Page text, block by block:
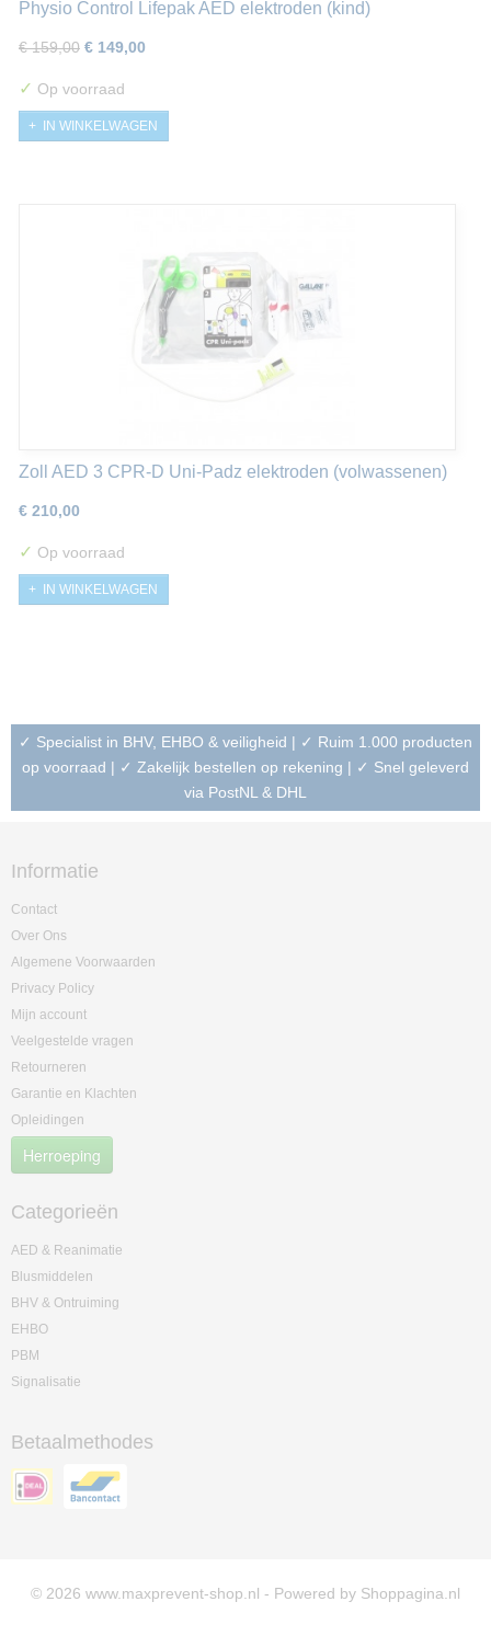
Physio Control Lifepak AED elektroden (kind)
€ 159,00 € 149,00
✓ Op voorraad
IN WINKELWAGEN
Zoll AED 3 CPR-D Uni-Padz elektroden (volwassenen)
€ 210,00
✓ Op voorraad
IN WINKELWAGEN
✓ Specialist in BHV, EHBO & veiligheid | ✓ Ruim 1.000 producten
op voorraad | ✓ Zakelijk bestellen op rekening | ✓ Snel geleverd
via PostNL & DHL
Informatie
Contact
Over Ons
Algemene Voorwaarden
Privacy Policy
Mijn account
Veelgestelde vragen
Retourneren
Garantie en Klachten
Opleidingen
Herroeping
Categorieën
AED & Reanimatie
Blusmiddelen
BHV & Ontruiming
EHBO
PBM
Signalisatie
Betaalmethodes
© 2026 www.maxprevent-shop.nl - Powered by Shoppagina.nl